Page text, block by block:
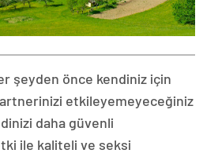
şeyden önce kendiniz için
etkileyemeyeceğiniz
daha güvenli
ile kaliteli ve seksi